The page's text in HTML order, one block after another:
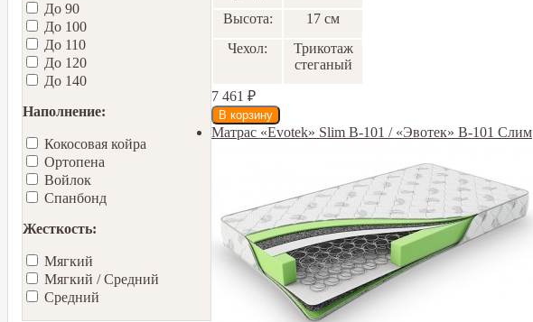
До 90
До 100
До 110
До 120
До 140
Наполнение:
Кокосовая койра
Ортопена
Войлок
Спанбонд
Жесткость:
Мягкий
Мягкий / Средний
Средний
Высота:
17 см
Чехол:
Трикотаж
стеганый
7 461 ₽
Матрас «Evotek» Slim B-101 / «Эвотек» B-101 Слим